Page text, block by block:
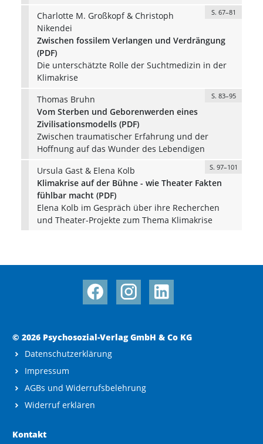
Charlotte M. Großkopf & Christoph
Nikendei
S. 67–81
Zwischen fossilem Verlangen und Verdrängung
(PDF)
Die unterschätzte Rolle der Suchtmedizin in der
Klimakrise
Thomas Bruhn
S. 83–95
Vom Sterben und Geborenwerden eines
Zivilisationsmodells (PDF)
Zwischen traumatischer Erfahrung und der
Hoffnung auf das Wunder des Lebendigen
Ursula Gast & Elena Kolb
S. 97–101
Klimakrise auf der Bühne - wie Theater Fakten
fühlbar macht (PDF)
Elena Kolb im Gespräch über ihre Recherchen
und Theater-Projekte zum Thema Klimakrise
© 2026 Psychosozial-Verlag GmbH & Co KG
Datenschutzerklärung
Impressum
AGBs und Widerrufsbelehrung
Widerruf erklären
Kontakt